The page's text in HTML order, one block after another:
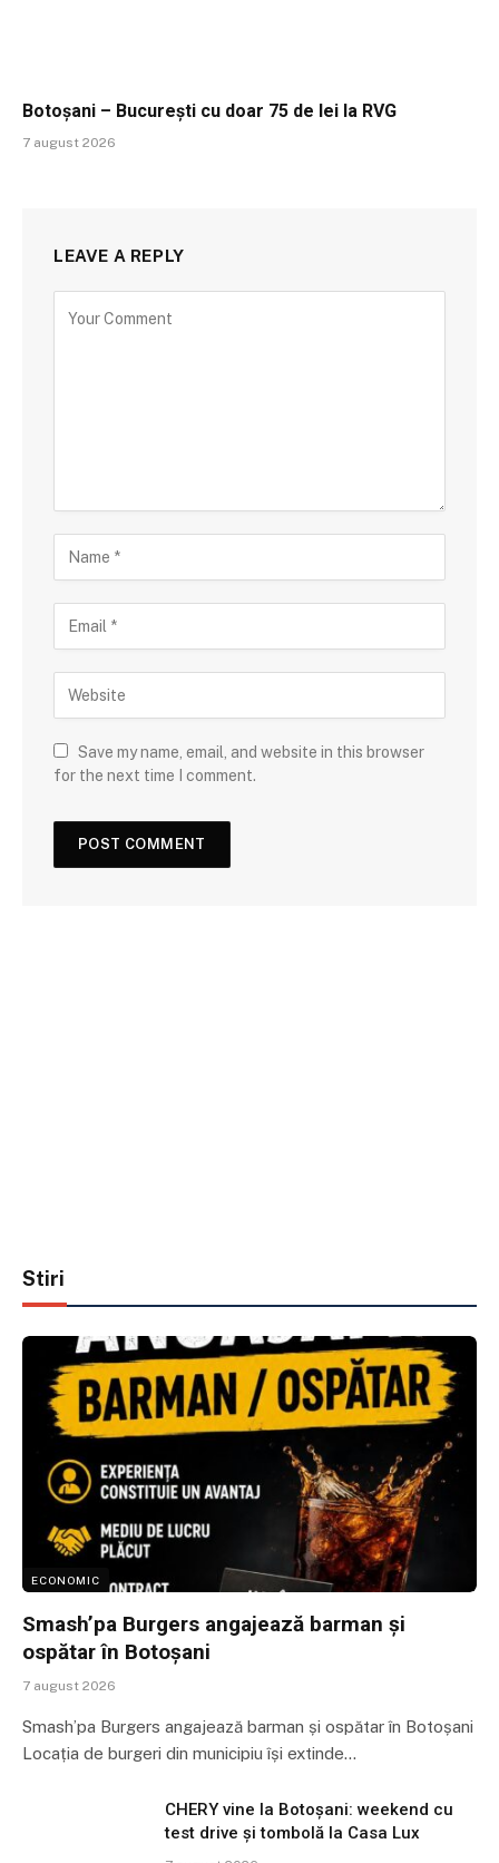
Botoșani – București cu doar 75 de lei la RVG
7 august 2026
LEAVE A REPLY
Save my name, email, and website in this browser
for the next time I comment.
Stiri
ECONOMIC
Smash’pa Burgers angajează barman și
ospătar în Botoșani
7 august 2026
Smash’pa Burgers angajează barman și ospătar în Botoșani
Locația de burgeri din municipiu își extinde…
CHERY vine la Botoșani: weekend cu
test drive și tombolă la Casa Lux